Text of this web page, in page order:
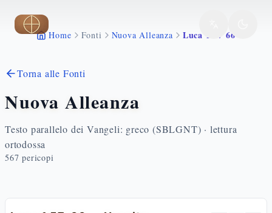
Vai al contenuto principale
Home Fonti Nuova Alleanza Luca 1 57 66
Torna alle Fonti
Nuova Alleanza
Testo parallelo dei Vangeli: greco (SBLGNT) · lettura
ortodossa
567 pericopi